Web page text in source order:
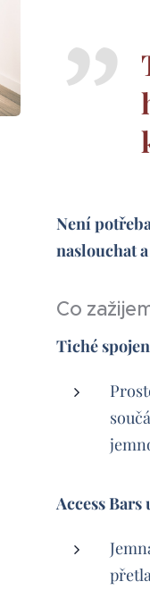
Není
naslouchat
Co
Tiché
Access